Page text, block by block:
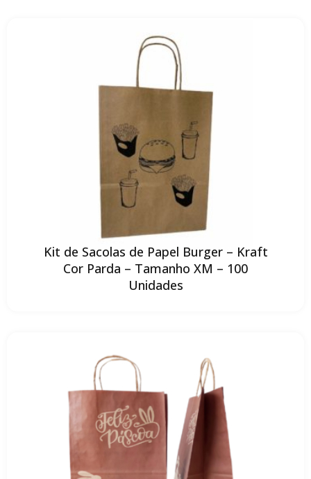
Kit de Sacolas de Papel Burger – Kraft
Cor Parda – Tamanho XM – 100
Unidades